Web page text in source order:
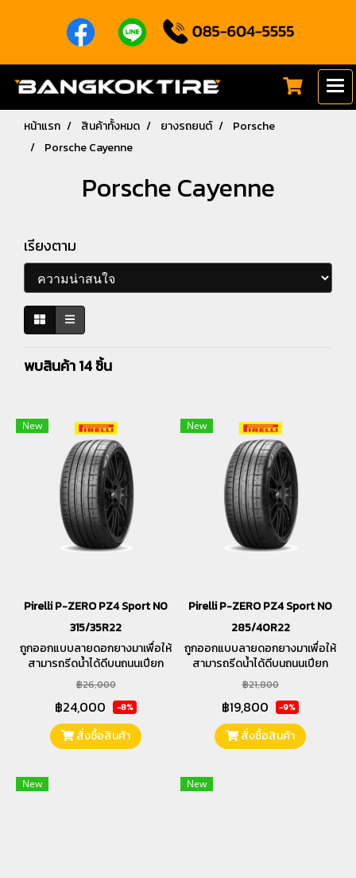
หน้าแรก สินค้าทั้งหมด ยางรถยนต์
Porsche
Porsche Cayenne
Porsche Cayenne
เรียงตาม
พบสินค้า 14 ชิ้น
New
Pirelli P-ZERO PZ4 Sport N0
315/35R22
ถูกออกแบบลายดอกยางมาเพื่อให้
สามารถรีดน้ำได้ดีบนถนนเปียก
และให้ความรู้สึกนุ่มนวลในทุกการ
ขับขี่
฿26,000
฿24,000 -8%
สั่งซื้อสินค้า
New
Pirelli P-ZERO PZ4 Sport N0
285/40R22
ถูกออกแบบลายดอกยางมาเพื่อให้
สามารถรีดน้ำได้ดีบนถนนเปียก
และให้ความรู้สึกนุ่มนวลในทุกการ
ขับขี่
฿21,800
฿19,800 -9%
สั่งซื้อสินค้า
New New